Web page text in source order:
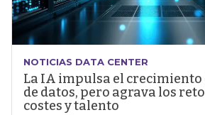
NOTICIAS DATA CENTER
La IA impulsa el crecimiento
de datos, pero agrava los
costes y talento